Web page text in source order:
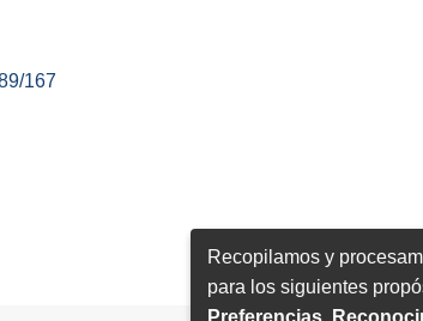
167
Recopilamos y
para los siguientes
Preferencias,